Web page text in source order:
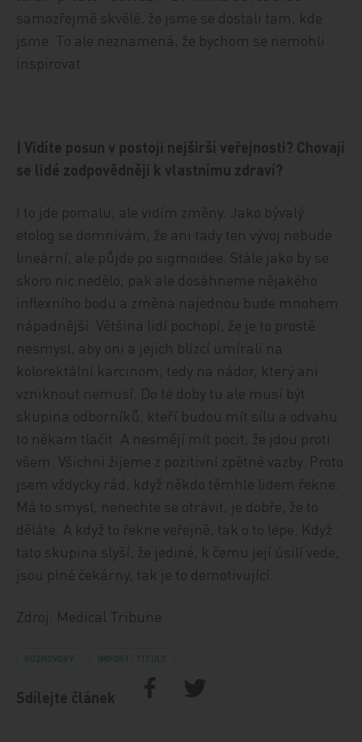
samozřejmě skvělé, že jsme se dostali tam, kde
jsme. To ale neznamená, že bychom se nemohli
inspirovat.
| Vidíte posun v postoji nejširší veřejnosti? Chovají
se lidé zodpovědněji k vlastnímu zdraví?
I to jde pomalu, ale vidím změny. Jako bývalý
etolog se domnívám, že ani tady ten vývoj nebude
lineární, ale půjde po sigmoidee. Stále jako by se
skoro nic nedělo, pak ale dosáhneme nějakého
inflexního bodu a změna najednou bude mnohem
nápadnější. Většina lidí pochopí, že je to prostě
nesmysl, aby oni a jejich blízcí umírali na
kolorektální karcinom, tedy na nádor, který ani
vzniknout nemusí. Do té doby tu ale musí být
skupina odborníků, kteří budou mít sílu a odvahu
to někam tlačit. A nesmějí mít pocit, že jdou proti
všem. Všichni žijeme z pozitivní zpětné vazby. Proto
jsem vždycky rád, když někdo těmhle lidem řekne:
Má to smysl, nenechte se otrávit, je dobře, že to
děláte. A když to řekne veřejně, tak o to lépe. Když
tato skupina slyší, že jediné, k čemu její úsilí vede,
jsou plné čekárny, tak je to demotivující.
Zdroj: Medical Tribune
ROZHOVORY IMPORT: TITULY
Sdílejte článek